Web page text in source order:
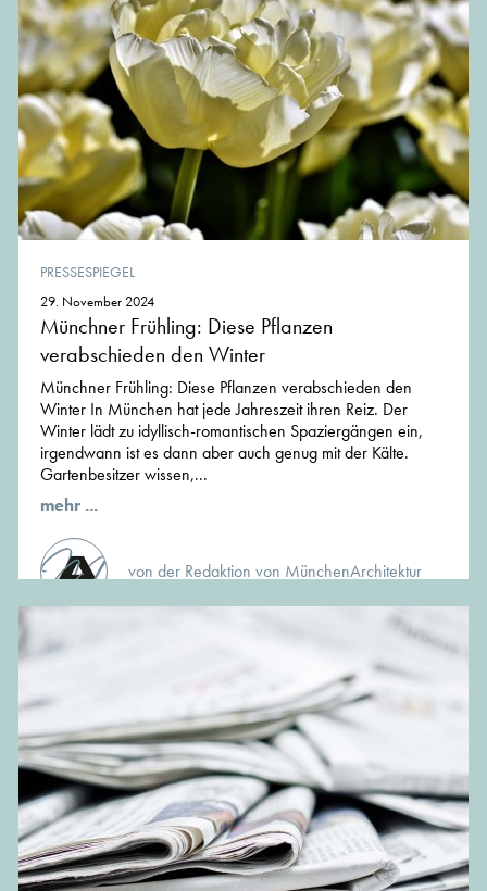
PRESSESPIEGEL
29. November 2024
Münchner Frühling: Diese Pflanzen
verabschieden den Winter
Münchner Frühling: Diese Pflanzen verabschieden den
Winter In München hat jede Jahreszeit ihren Reiz. Der
Winter lädt zu idyllisch-romantischen Spaziergängen ein,
irgendwann ist es dann aber auch genug mit der Kälte.
Gartenbesitzer wissen,...
mehr ...
von der Redaktion von MünchenArchitektur